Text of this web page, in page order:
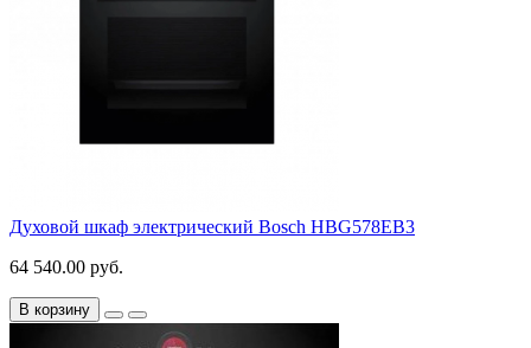
Духовой шкаф электрический Bosch HBG578EB3
64 540.00 руб.
В корзину